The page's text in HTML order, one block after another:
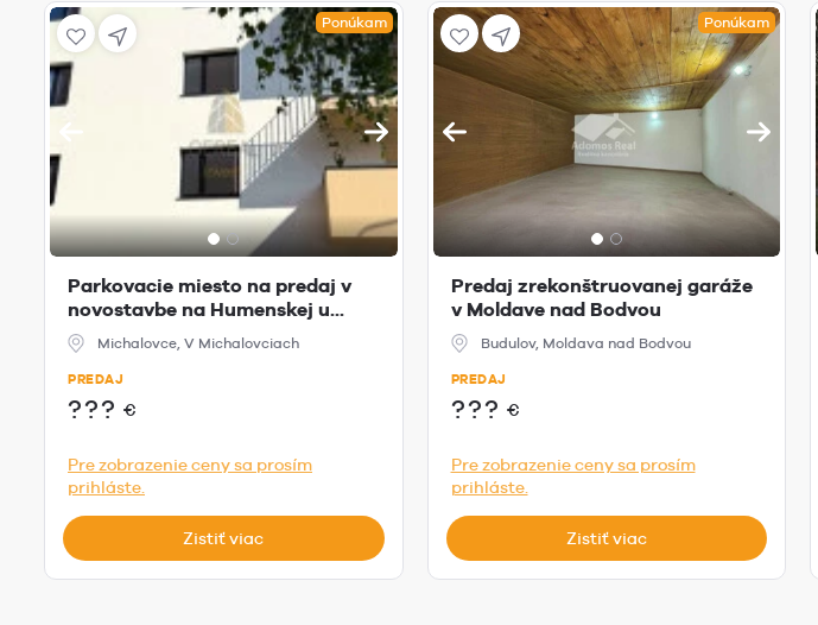
Ponúkam
Parkovacie miesto na predaj v
novostavbe na Humenskej u...
Michalovce, V Michalovciach
PREDAJ
??? €
Pre zobrazenie ceny sa prosím
prihláste.
Zistiť viac
Ponúkam
Predaj zrekonštruovanej garáže
v Moldave nad Bodvou
Budulov, Moldava nad Bodvou
PREDAJ
??? €
Pre zobrazenie ceny sa prosím
prihláste.
Zistiť viac